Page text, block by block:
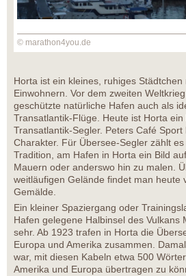
© marathon4you.de
Horta ist ein kleines, ruhiges
Einwohnern. Vor dem zweiten
geschützte natürliche Hafen auch als
Transatlantik-Flüge. Heute ist Horta
Transatlantik-Segler. Peters Café
Charakter. Für Übersee-Segler zählt
Tradition, am Hafen in Horta ein Bild
Mauern oder anderswo hin zu malen.
weitläufigen Gelände findet man heute
Gemälde.
Ein kleiner Spaziergang oder
Hafen gelegene Halbinsel des Vulkans
sehr. Ab 1923 trafen in Horta die
Europa und Amerika zusammen.
war, mit diesen Kabeln etwa 500
Amerika und Europa übertragen zu